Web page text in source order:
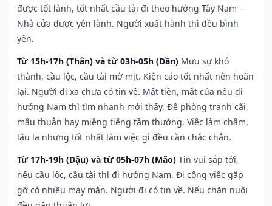
được tốt lành, tốt nhất cầu tài đi theo hướng Tây Nam –
Nhà cửa được yên lành. Người xuất hành thì đều bình
yên.
Từ 15h-17h (Thân) và từ 03h-05h (Dần) Mưu sự khó
thành, cầu lộc, cầu tài mờ mịt. Kiện cáo tốt nhất nên hoãn
lại. Người đi xa chưa có tin về. Mất tiền, mất của nếu đi
hướng Nam thì tìm nhanh mới thấy. Đề phòng tranh cãi,
mâu thuẫn hay miệng tiếng tầm thường. Việc làm chậm,
lâu la nhưng tốt nhất làm việc gì đều cần chắc chắn.
Từ 17h-19h (Dậu) và từ 05h-07h (Mão) Tin vui sắp tới,
nếu cầu lộc, cầu tài thì đi hướng Nam. Đi công việc gặp
gỡ có nhiều may mắn. Người đi có tin về. Nếu chăn nuôi